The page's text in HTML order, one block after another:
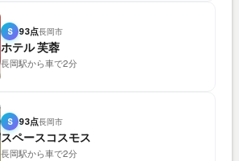
S 93点長岡市
ホテル 芙蓉
長岡駅から車で2分
S 93点長岡市
スペースコスモス
長岡駅から車で2分